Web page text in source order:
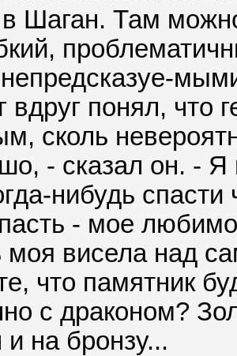
Шаган. Там
понял, что
сколь
- сказал он. - Я
нибудь
- мое
моя висела над
что памятник
с драконом?
и на бронзу...